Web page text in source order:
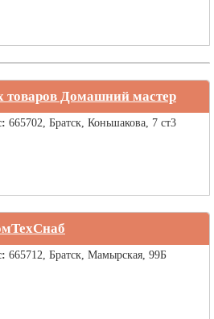
Домашний мастер
665702, Братск, Коньшакова, 7 ст3
665712, Братск, Мамырская, 99Б